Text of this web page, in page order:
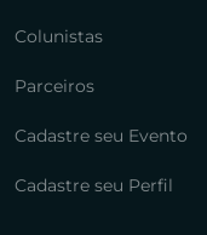
Colunistas
Parceiros
Cadastre seu Evento
Cadastre seu Perfil